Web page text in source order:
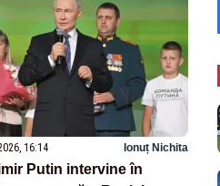
16:14 Ionuț Nichita
Putin intervine în